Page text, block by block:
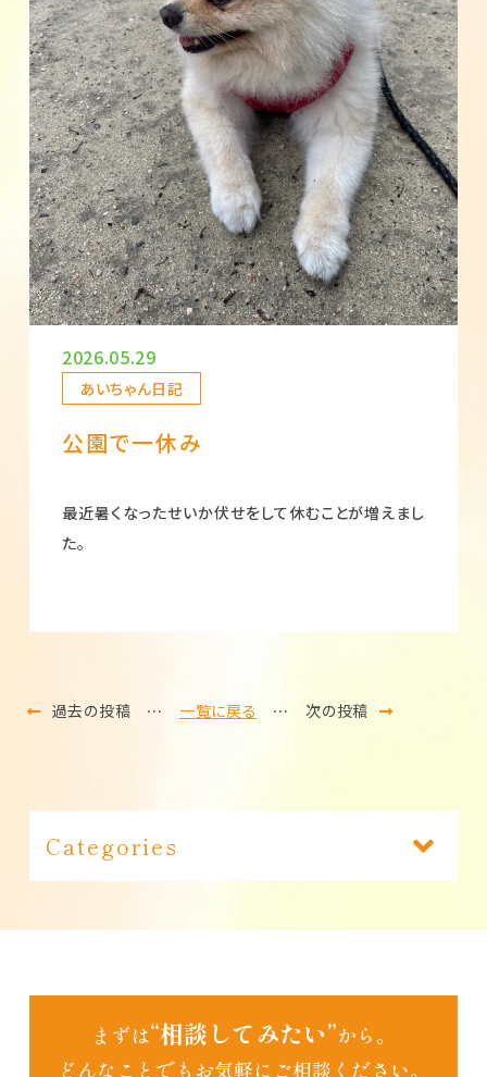
2026.05.29
あいちゃん日記
公園で一休み
最近暑くなったせいか伏せをして休むことが増えまし
た。
過去の投稿 … 一覧に戻る … 次の投稿
Categories
まずは“相談してみたい”から。
どんなことでもお気軽にご相談ください。